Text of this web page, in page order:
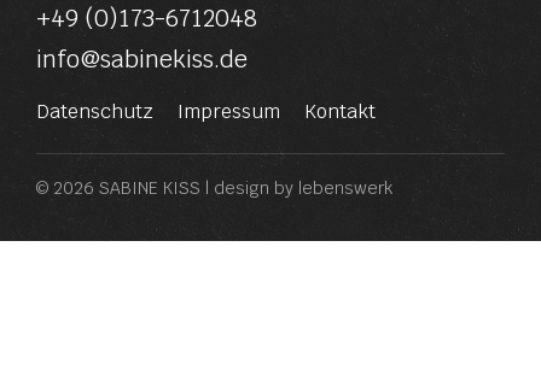
+49 (0)173-6712048
info@sabinekiss.de
Datenschutz Impressum Kontakt
© 2026 SABINE KISS | design by lebenswerk